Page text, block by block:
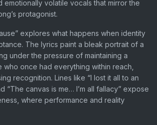
emotionally volatile vocals that mirror the
protagonist.
explores what happens when identity
The lyrics paint a bleak portrait of a
under the pressure of maintaining a
who once had everything within reach,
recognition. Lines like “I lost it all to an
“The canvas is me… I’m all fallacy” expose
where performance and reality